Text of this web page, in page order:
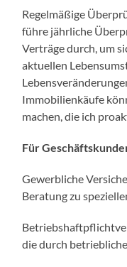
Regelmäßige
führe jährliche
Verträge durch, um
aktuellen
Immobilienkäufe
machen, die ich
Für
Gewerbliche
Beratung zu
die durch